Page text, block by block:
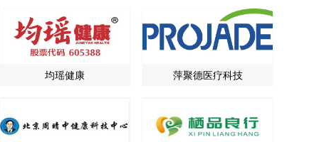
均瑶健康 萍聚德医疗科技